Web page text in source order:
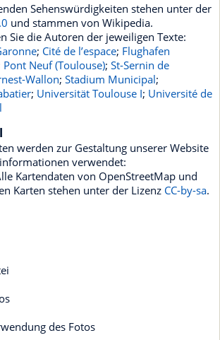
Sehenswürdigkeiten stehen unter der
und stammen von Wikipedia.
Sie die Autoren der jeweiligen Texte:
; Cité de l’espace; Flughafen
Pont Neuf (Toulouse); St-Sernin de
Wallon; Stadium Municipal;
; Universität Toulouse I; Université de
werden zur Gestaltung unserer Website
verwendet:
Kartendaten von OpenStreetMap und
Karten stehen unter der Lizenz CC-by-sa.
des Fotos